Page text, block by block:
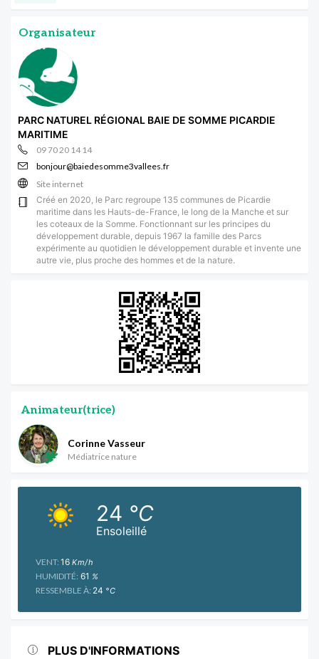
Organisateur
PARC NATUREL RÉGIONAL BAIE DE SOMME PICARDIE
MARITIME
09 70 20 14 14
bonjour@baiedesomme3vallees.fr
Site internet
Créé en 2020, le Parc regroupe 135 communes de Picardie
maritime dans les Hauts-de-France, le long de la Manche et sur
les coteaux de la Somme. Fonctionnant sur les principes du
développement durable, depuis 1967 la famille des Parcs
expérimente au quotidien le développement durable et invente une
autre vie, plus proche des hommes et de la nature.
Animateur(trice)
Corinne Vasseur
Médiatrice nature
Ensoleillé
24 °C
VENT: 16 Km/h
HUMIDITÉ: 61 %
RESSEMBLE À: 24 °C
PLUS D'INFORMATIONS